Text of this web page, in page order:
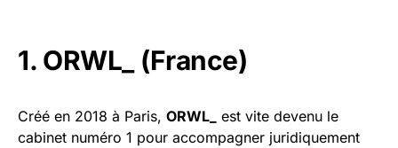
1. ORWL_ (France)
Créé en 2018 à Paris, ORWL_
est vite devenu le
cabinet numéro 1 pour accompagner juridiquement